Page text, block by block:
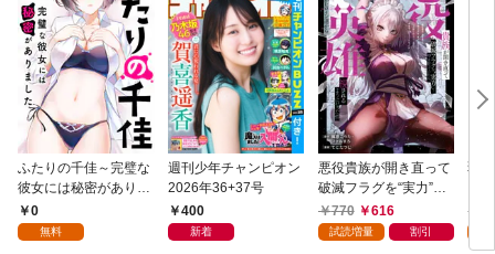
ふたりの千佳～完璧な
彼女には秘密がありま
した(1)
0
無料
週刊少年チャンピオン
2026年36+37号
400
新着
悪役貴族が開き直って
破滅フラグを“実力”で
叩き折っていたら、い
つの間にかヒロイン達
770 616
試読増量 割引
弱